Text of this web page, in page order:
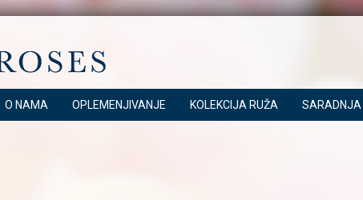
O NAMA OPLEMENJIVANJE KOLEKCIJA RUŽA SARADNJA